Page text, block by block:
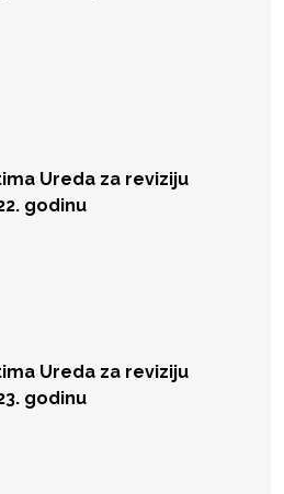
Ureda za reviziju
godinu
Ureda za reviziju
godinu